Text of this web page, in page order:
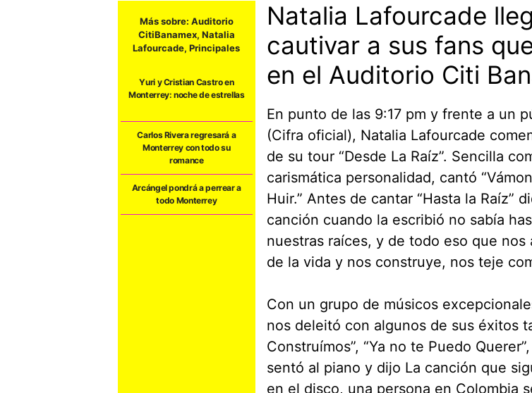
Más sobre: Auditorio
CitiBanamex, Natalia
Lafourcade,Principales
Yuri y Cristian Castro en
Monterrey: noche de estrellas
Carlos Rivera regresará a
Monterrey con todo su
romance
Arcángel pondrá a perrear a
todo Monterrey
Natalia Lafourcade
cautivar a sus fans
en el Auditorio Citi
En punto de las 9:17 pm y frente a un
(Cifra oficial), Natalia Lafourcade
de su tour “Desde La Raíz”. Sencilla
carismática personalidad, cantó
Huir.” Antes de cantar “Hasta la Raíz”
canción cuando la escribió no sabía
nuestras raíces, y de todo eso que nos
de la vida y nos construye, nos teje
Con un grupo de músicos
nos deleitó con algunos de sus éxitos
Construímos”, “Ya no te Puedo
sentó al piano y dijo La canción que
en el disco, una persona en Colombia